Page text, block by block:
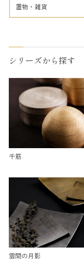
置物・雑貨
シリーズから探す
千筋
雲間の月影